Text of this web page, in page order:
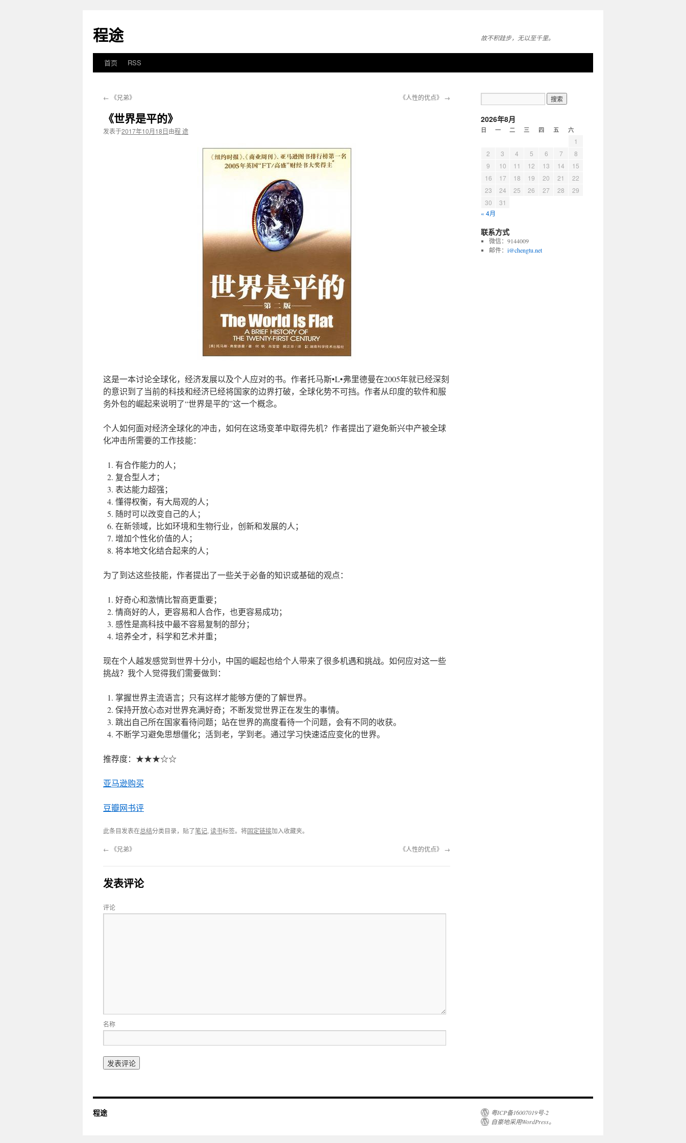
程途 故不积跬步，无以至千里。
首页 RSS
← 《兄弟》 《人性的优点》 →
《世界是平的》
发表于2017年10月18日由程 途
这是一本讨论全球化，经济发展以及个人应对的书。作者托马斯•L•弗里德曼在2005年就已经深刻
的意识到了当前的科技和经济已经将国家的边界打破，全球化势不可挡。作者从印度的软件和服
务外包的崛起来说明了“世界是平的”这一个概念。
个人如何面对经济全球化的冲击，如何在这场变革中取得先机？作者提出了避免新兴中产被全球
化冲击所需要的工作技能：
有合作能力的人；
复合型人才；
表达能力超强；
懂得权衡，有大局观的人；
随时可以改变自己的人；
在新领域，比如环境和生物行业，创新和发展的人；
增加个性化价值的人；
将本地文化结合起来的人；
为了到达这些技能，作者提出了一些关于必备的知识或基础的观点：
好奇心和激情比智商更重要；
情商好的人，更容易和人合作，也更容易成功；
感性是高科技中最不容易复制的部分；
培养全才，科学和艺术并重；
现在个人越发感觉到世界十分小，中国的崛起也给个人带来了很多机遇和挑战。如何应对这一些
挑战？我个人觉得我们需要做到：
掌握世界主流语言；只有这样才能够方便的了解世界。
保持开放心态对世界充满好奇；不断发觉世界正在发生的事情。
跳出自己所在国家看待问题；站在世界的高度看待一个问题，会有不同的收获。
不断学习避免思想僵化；活到老，学到老。通过学习快速适应变化的世界。
推荐度：★★★☆☆
亚马逊购买
豆瓣网书评
此条目发表在总结分类目录，贴了笔记, 读书标签。将固定链接加入收藏夹。
← 《兄弟》 《人性的优点》 →
发表评论
评论
名称
2026年8月
日 一 二 三 四 五 六
1
2
3 4 5 6 7
8
9
10 11 12 13 14
15
16
17 18 19 20 21
22
23
24 25 26 27 28
29
30
31
« 4月
联系方式
微信：9144009
邮件： i@chengtu.net
程途
粤ICP备16007019号-2
自豪地采用WordPress。